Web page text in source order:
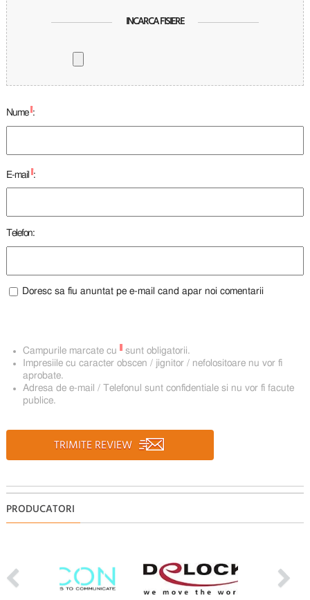
INCARCA FISIERE
Nume :
E-mail :
Telefon:
Doresc sa fiu anuntat pe e-mail cand apar noi comentarii
Campurile marcate cu
sunt obligatorii.
Impresiile cu caracter obscen / jignitor / nefolositoare nu vor fi
aprobate.
Adresa de e-mail / Telefonul sunt confidentiale si nu vor fi facute
publice.
TRIMITE REVIEW
PRODUCATORI